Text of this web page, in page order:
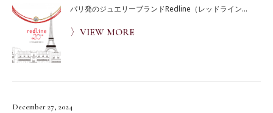
パリ発のジュエリーブランドRedline（レッドライン...
〉VIEW MORE
December 27, 2024